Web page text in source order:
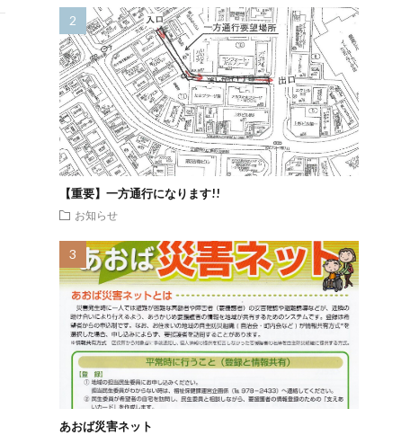
【重要】一方通行になります!!
お知らせ
あおば災害ネット